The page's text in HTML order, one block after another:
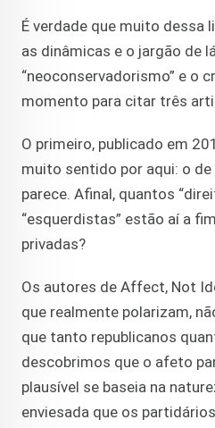
É verdade que muito
as dinâmicas e o jargão de
“neoconservadorismo” e o
momento para citar três
O primeiro, publicado em
muito sentido por aqui: o
parece. Afinal, quantos
“esquerdistas” estão aí a
privadas?
Os autores de Affect, Not
que realmente polarizam,
que tanto republicanos
descobrimos que o afeto
plausível se baseia na
enviesada que os